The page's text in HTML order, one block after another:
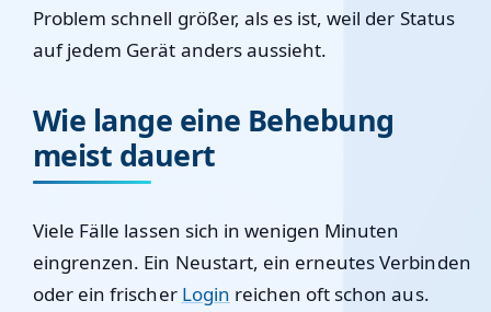
Problem schnell größer, als es ist, weil der Status
auf jedem Gerät anders aussieht.
Wie lange eine Behebung
meist dauert
Viele Fälle lassen sich in wenigen Minuten
eingrenzen. Ein Neustart, ein erneutes Verbinden
oder ein frischer Login reichen oft schon aus.